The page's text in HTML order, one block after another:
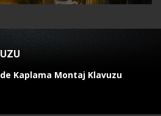
Kaplama Montaj Klavuzu